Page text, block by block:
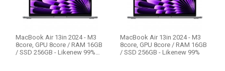
Apple M3 8-core
RAM Mac
8GB
MacBook Air 13in 2024 - M3
8core, GPU 8core / RAM 16GB
/ SSD 256GB - Likenew 99%
MacBook Air 13in 2024 - M3
8core, GPU 8core / RAM 16GB
/ SSD 256GB - Likenew 99%